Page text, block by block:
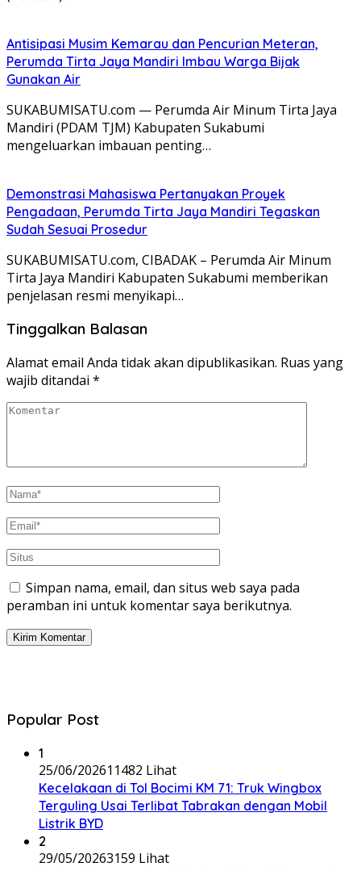
Antisipasi Musim Kemarau dan Pencurian Meteran,
Perumda Tirta Jaya Mandiri Imbau Warga Bijak
Gunakan Air
SUKABUMISATU.com — Perumda Air Minum Tirta Jaya
Mandiri (PDAM TJM) Kabupaten Sukabumi
mengeluarkan imbauan penting…
Demonstrasi Mahasiswa Pertanyakan Proyek
Pengadaan, Perumda Tirta Jaya Mandiri Tegaskan
Sudah Sesuai Prosedur
SUKABUMISATU.com, CIBADAK – Perumda Air Minum
Tirta Jaya Mandiri Kabupaten Sukabumi memberikan
penjelasan resmi menyikapi…
Tinggalkan Balasan
Alamat email Anda tidak akan dipublikasikan. Ruas yang
wajib ditandai *
Simpan nama, email, dan situs web saya pada
peramban ini untuk komentar saya berikutnya.
Popular Post
1
25/06/202611482 Lihat
Kecelakaan di Tol Bocimi KM 71: Truk Wingbox
Terguling Usai Terlibat Tabrakan dengan Mobil
Listrik BYD
2
29/05/20263159 Lihat